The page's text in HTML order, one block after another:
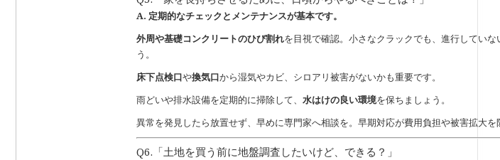
A. 定期的なチェックとメンテナンスが基本です。
外周や基礎コンクリートのひび割れを目視で確認。小さなクラックでも、進行してい
う。
床下点検口や換気口から湿気やカビ、シロアリ被害がないかも重要です。
雨どいや排水設備を定期的に掃除して、 水はけの良い環境を保ちましょう。
異常を発見したら放置せず、早めに専門家へ相談を。早期対応が費用負担や被害拡大を
Q6.「土地を買う前に地盤調査したいけど、できる？」